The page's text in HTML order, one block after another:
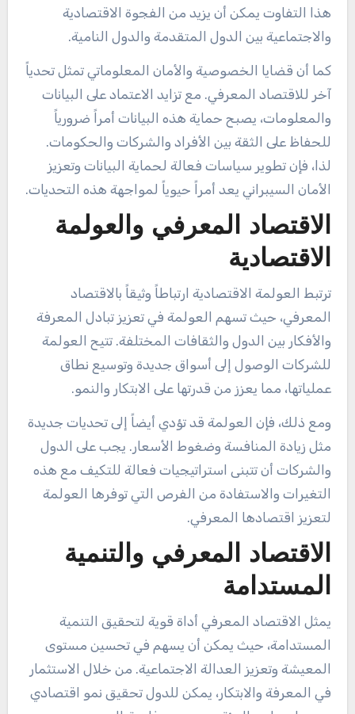
هذا التفاوت يمكن أن يزيد من الفجوة الاقتصادية
والاجتماعية بين الدول المتقدمة والدول النامية.
كما أن قضايا الخصوصية والأمان المعلوماتي تمثل تحدياً
آخر للاقتصاد المعرفي. مع تزايد الاعتماد على البيانات
والمعلومات، يصبح حماية هذه البيانات أمراً ضرورياً
للحفاظ على الثقة بين الأفراد والشركات والحكومات.
لذا، فإن تطوير سياسات فعالة لحماية البيانات وتعزيز
الأمان السيبراني يعد أمراً حيوياً لمواجهة هذه التحديات.
الاقتصاد المعرفي والعولمة
الاقتصادية
ترتبط العولمة الاقتصادية ارتباطاً وثيقاً بالاقتصاد
المعرفي، حيث تسهم العولمة في تعزيز تبادل المعرفة
والأفكار بين الدول والثقافات المختلفة. تتيح العولمة
للشركات الوصول إلى أسواق جديدة وتوسيع نطاق
عملياتها، مما يعزز من قدرتها على الابتكار والنمو.
ومع ذلك، فإن العولمة قد تؤدي أيضاً إلى تحديات جديدة
مثل زيادة المنافسة وضغوط الأسعار. يجب على الدول
والشركات أن تتبنى استراتيجيات فعالة للتكيف مع هذه
التغيرات والاستفادة من الفرص التي توفرها العولمة
لتعزيز اقتصادها المعرفي.
الاقتصاد المعرفي والتنمية
المستدامة
يمثل الاقتصاد المعرفي أداة قوية لتحقيق التنمية
المستدامة، حيث يمكن أن يسهم في تحسين مستوى
المعيشة وتعزيز العدالة الاجتماعية. من خلال الاستثمار
في المعرفة والابتكار، يمكن للدول تحقيق نمو اقتصادي